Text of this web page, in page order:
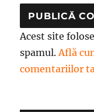
Acest site
spamul.Află
comentariilor